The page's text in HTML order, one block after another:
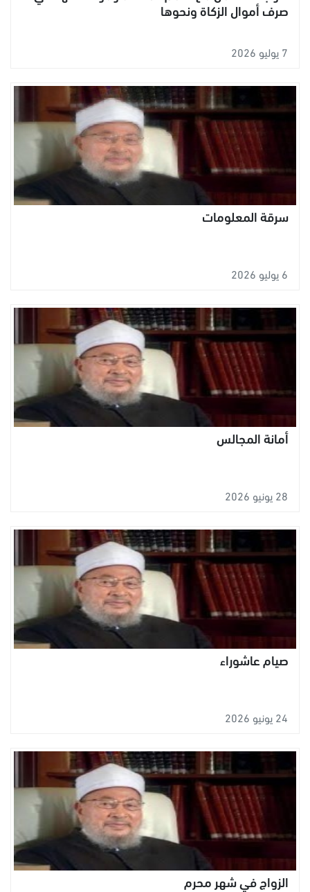
صرف أموال الزكاة ونحوها
7 يوليو 2026
سرقة المعلومات
6 يوليو 2026
أمانة المجالس
28 يونيو 2026
صيام عاشوراء
24 يونيو 2026
الزواج في شهر محرم